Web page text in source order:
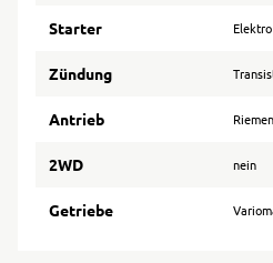
Starter Elektro
Zündung
Antrieb Riemen
2WD nein
Getriebe